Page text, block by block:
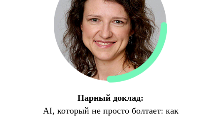
Парный доклад:
AI, который не просто болтает: как